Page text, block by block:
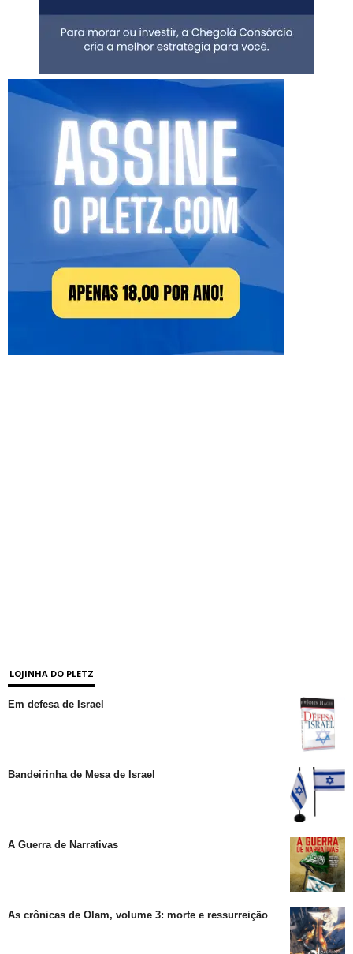
LOJINHA DO PLETZ
Em defesa de Israel
Bandeirinha de Mesa de Israel
A Guerra de Narrativas
As crônicas de Olam, volume 3: morte e ressurreição